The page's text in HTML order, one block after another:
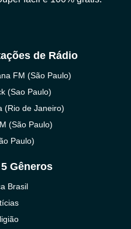
de Rádio
FM (São Paulo)
(Sao Paulo)
(Rio de Janeiro)
(São Paulo)
Paulo)
Gêneros
Brasil